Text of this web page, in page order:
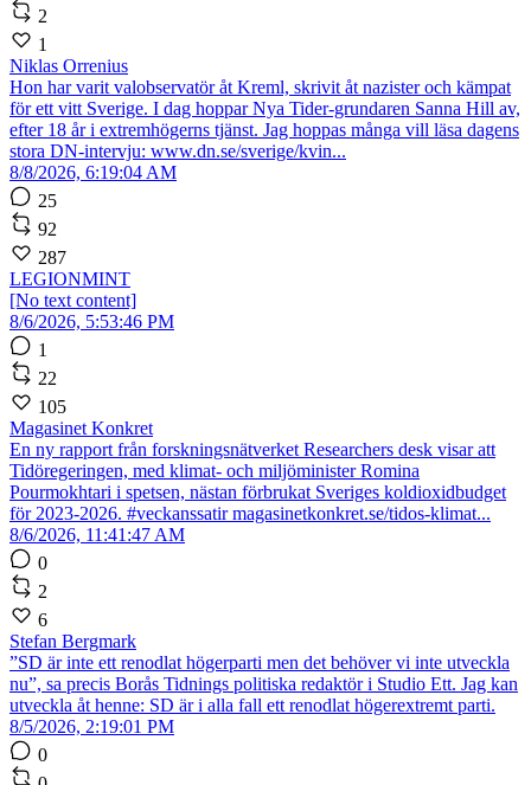
2
1
Niklas Orrenius
Hon har varit valobservatör åt Kreml, skrivit åt nazister och kämpat
för ett vitt Sverige. I dag hoppar Nya Tider-grundaren Sanna Hill av,
efter 18 år i extremhögerns tjänst. Jag hoppas många vill läsa dagens
stora DN-intervju: www.dn.se/sverige/kvin...
8/8/2026, 6:19:04 AM
25
92
287
LEGIONMINT
[No text content]
8/6/2026, 5:53:46 PM
1
22
105
Magasinet Konkret
En ny rapport från forskningsnätverket Researchers desk visar att
Tidöregeringen, med klimat- och miljöminister Romina
Pourmokhtari i spetsen, nästan förbrukat Sveriges koldioxidbudget
för 2023-2026. #veckanssatir magasinetkonkret.se/tidos-klimat...
8/6/2026, 11:41:47 AM
0
2
6
Stefan Bergmark
”SD är inte ett renodlat högerparti men det behöver vi inte utveckla
nu”, sa precis Borås Tidnings politiska redaktör i Studio Ett. Jag kan
utveckla åt henne: SD är i alla fall ett renodlat högerextremt parti.
8/5/2026, 2:19:01 PM
0